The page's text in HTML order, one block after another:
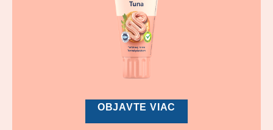
OBJAVTE VIAC